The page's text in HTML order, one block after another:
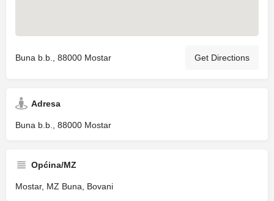
Buna b.b., 88000 Mostar Get Directions
Adresa
Buna b.b., 88000 Mostar
Općina/MZ
Mostar, MZ Buna, Bovani